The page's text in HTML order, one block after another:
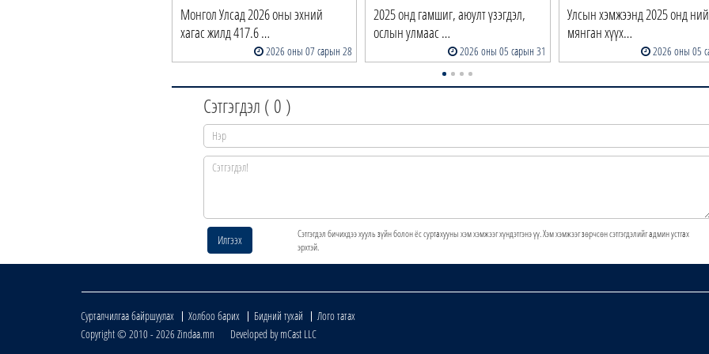
Монгол Улсад 2026 оны эхний
хагас жилд 417.6 …
2026 оны 07 сарын 28
2025 онд гамшиг, аюулт үзэгдэл,
ослын улмаас …
2026 оны 05 сарын 31
Улсын хэмжээнд 2025 онд
мянган хүүх…
2026 оны 05
Сэтгэгдэл ( 0 )
Илгээх
Сэтгэгдэл бичихдээ хууль зүйн болон ёс суртахууны хэм хэмжээг хүндэтгэнэ үү. Хэм хэмжээг зөрчсөн сэтгэгдэлийг админ устгах
эрхтэй.
Сурталчилгаа байршуулах Холбоо барих Бидний тухай
Лого татах
Copyright © 2010 - 2026 Zindaa.mn Developed by mCast LLC